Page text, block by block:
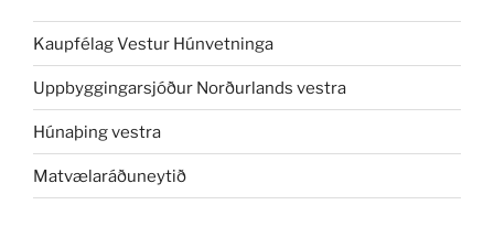
Kaupfélag Vestur Húnvetninga
Uppbyggingarsjóður Norðurlands vestra
Húnaþing vestra
Matvælaráðuneytið